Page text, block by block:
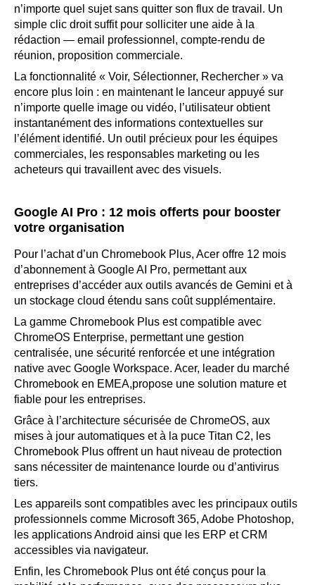
n’importe quel sujet sans quitter son flux de travail. Un
simple clic droit suffit pour solliciter une aide à la
rédaction — email professionnel, compte-rendu de
réunion, proposition commerciale.
La fonctionnalité « Voir, Sélectionner, Rechercher » va
encore plus loin : en maintenant le lanceur appuyé sur
n’importe quelle image ou vidéo, l’utilisateur obtient
instantanément des informations contextuelles sur
l’élément identifié. Un outil précieux pour les équipes
commerciales, les responsables marketing ou les
acheteurs qui travaillent avec des visuels.
Google AI Pro : 12 mois offerts pour booster
votre organisation
Pour l’achat d’un Chromebook Plus, Acer offre 12 mois
d’abonnement à Google AI Pro, permettant aux
entreprises d’accéder aux outils avancés de Gemini et à
un stockage cloud étendu sans coût supplémentaire.
La gamme Chromebook Plus est compatible avec
ChromeOS Enterprise, permettant une gestion
centralisée, une sécurité renforcée et une intégration
native avec Google Workspace. Acer, leader du marché
Chromebook en EMEA,propose une solution mature et
fiable pour les entreprises.
Grâce à l’architecture sécurisée de ChromeOS, aux
mises à jour automatiques et à la puce Titan C2, les
Chromebook Plus offrent un haut niveau de protection
sans nécessiter de maintenance lourde ou d’antivirus
tiers.
Les appareils sont compatibles avec les principaux outils
professionnels comme Microsoft 365, Adobe Photoshop,
les applications Android ainsi que les ERP et CRM
accessibles via navigateur.
Enfin, les Chromebook Plus ont été conçus pour la